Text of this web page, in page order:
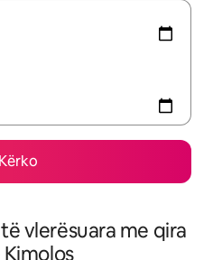
Kërko
vlerësuara me qira